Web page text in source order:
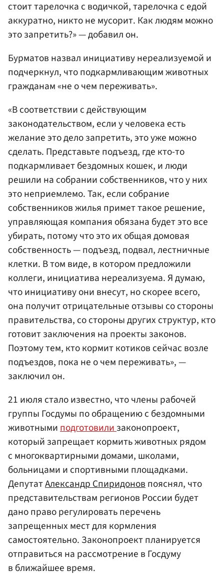
стоит тарелочка с водичкой, тарелочка с едой
аккуратно, никто не мусорит. Как людям можно
это запретить?» — добавил он.
Бурматов назвал инициативу нереализуемой и
подчеркнул, что подкармливающим животных
гражданам «не о чем переживать».
«В соответствии с действующим
законодательством, если у человека есть
желание это дело запретить, это уже можно
сделать. Представьте подъезд, где кто-то
подкармливает бездомных кошек, и люди
решили на собрании собственников, что у них
это неприемлемо. Так, если собрание
собственников жилья примет такое решение,
управляющая компания обязана будет это все
убирать, потому что это их общая домовая
собственность — подъезд, подвал, лестничные
клетки. В том виде, в котором предложили
коллеги, инициатива нереализуема. Я думаю,
что инициативу они внесут, но скорее всего,
она получит отрицательные отзывы со стороны
правительства, со стороны других структур, кто
готовит заключения на проекты законов.
Поэтому тем, кто кормит котиков сейчас возле
подъездов, пока не о чем переживать», —
заключил он.
21 июля стало известно, что члены рабочей
группы Госдумы по обращению с бездомными
животнымиподготовилизаконопроект,
который запрещает кормить животных рядом
с многоквартирными домами, школами,
больницами и спортивными площадками.
ДепутатАлександр Спиридоновпояснял, что
представительствам регионов России будет
дано право регулировать перечень
запрещенных мест для кормления
самостоятельно. Законопроект планируется
отправиться на рассмотрение в Госдуму
в ближайшее время.